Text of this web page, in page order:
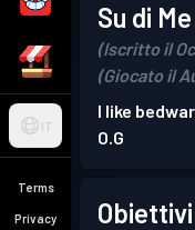
IT
Terms
Privacy
Su di
(Iscritto il
(Giocato il
I like
O.G